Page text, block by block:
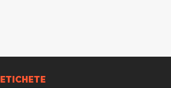
ETICHETE